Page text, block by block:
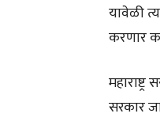
यावेळी
करणार
सरकार